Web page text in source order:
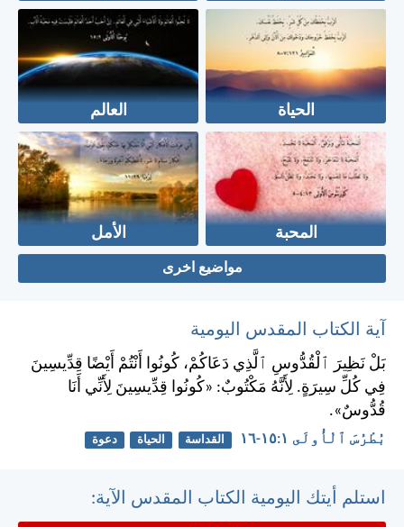
الحياة العالم
المحبة الأمل
مواضيع اخرى
آية الكتاب المقدس اليومية
بَلْ نَظِيرَ ٱلْقُدُّوسِ ٱلَّذِي دَعَاكُمْ، كُونُوا أَنْتُمْ أَيْضًا قِدِّيسِينَ
فِي كُلِّ سِيرَةٍ. لِأَنَّهُ مَكْتُوبٌ: «كُونُوا قِدِّيسِينَ لِأَنِّي أَنَا
قُدُّوسٌ».
بُطْرُسَ ٱلْأُولَى ١:‏١٥-‏١٦ القداسة الحياة دعوة
استلم أيتك اليومية الكتاب المقدس الآية: